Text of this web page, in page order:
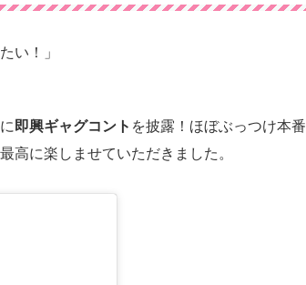
い！」
即興ギャグコント を披露！ほぼぶっつけ本番
に楽しませていただきました。